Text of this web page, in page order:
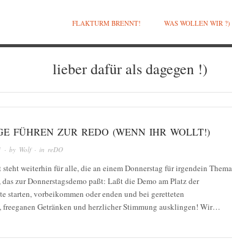
FLAKTURM BRENNT! WAS WOLLEN WIR ?)
lieber dafür als dagegen !)
FÜHREN ZUR REDO (WENN IHR WOLLT!)
· by Wolf· in reDO
steht weiterhin für alle, die an einem Donnerstag für irgendein Thema
zur Donnerstagsdemo paßt: Laßt die Demo am Platz der
starten, vorbeikommen oder enden und bei geretteten
freeganen Getränken und herzlicher Stimmung ausklingen! Wir…